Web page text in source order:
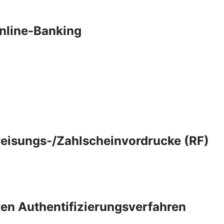
Banking
Zahlscheinvordrucke (RF)
Authentifizierungsverfahren